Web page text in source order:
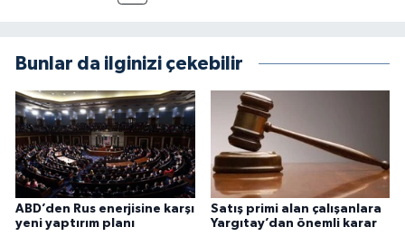
Bunlar da ilginizi çekebilir
ABD’den Rus enerjisine karşı
yeni yaptırım planı
Satış primi alan çalışanlara
Yargıtay’dan önemli karar